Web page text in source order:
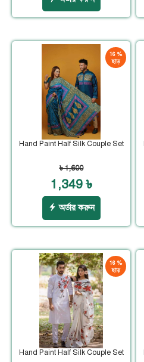
16 %
ছাড়
Hand Paint Half Silk Couple Set
৳ 1,600
1,349 ৳
অর্ডার করুন
16 %
ছাড়
Hand Paint Half Silk Couple Set